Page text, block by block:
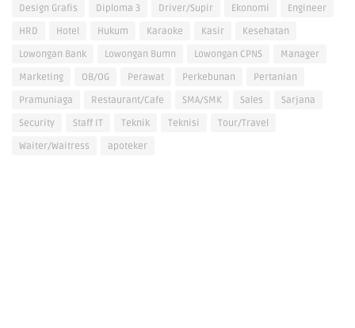
Design Grafis
Diploma 3 Driver/Supir Ekonomi
Engineer
HRD
Hotel Hukum Karaoke Kasir
Kesehatan
Lowongan Bank
Lowongan Bumn Lowongan CPNS
Manager
Marketing
OB/OG Perawat Perkebunan
Pertanian
Pramuniaga
Restaurant/Cafe SMA/SMK Sales
Sarjana
Security
Staff IT Teknik Teknisi
Tour/Travel
Waiter/Waitress
apoteker